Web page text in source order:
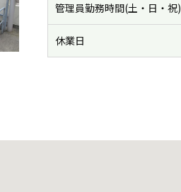
管理員勤務時間(土・日・祝)
休業日